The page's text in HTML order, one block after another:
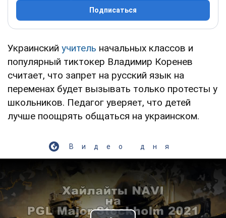
Подписаться
Украинский учитель начальных классов и
популярный тиктокер Владимир Коренев
считает, что запрет на русский язык на
переменах будет вызывать только протесты у
школьников. Педагог уверяет, что детей
лучше поощрять общаться на украинском.
Видео дня